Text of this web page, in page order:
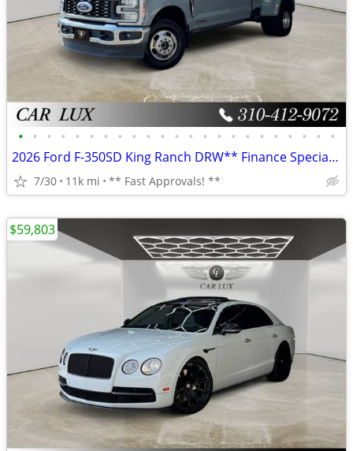
• • • • • • • • • • • • • • • • • • • • • • •
2026 Ford F-350SD King Ranch DRW** Finance Specialists **
7/30 11k mi ** Fast Approvals! **
$59,803